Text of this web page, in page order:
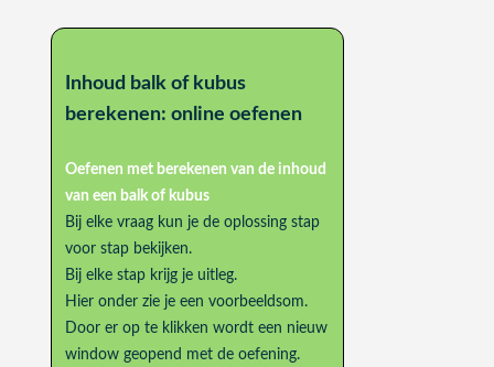
Inhoud balk of kubus
berekenen: online oefenen
Oefenen met berekenen van de inhoud
van een balk of kubus
Bij elke vraag kun je de oplossing stap
voor stap bekijken.
Bij elke stap krijg je uitleg.
Hier onder zie je een voorbeeldsom.
Door er op te klikken wordt een nieuw
window geopend met de oefening.